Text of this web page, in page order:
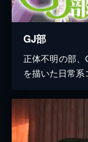
GJ部
正体不明の部
を描いた日常系